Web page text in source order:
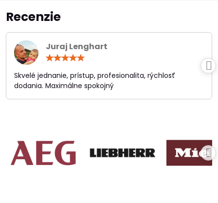
Recenzie
Juraj Lenghart
/
5
Skvelé jednanie, prístup, profesionalita, rýchlosť
dodania. Maximálne spokojný